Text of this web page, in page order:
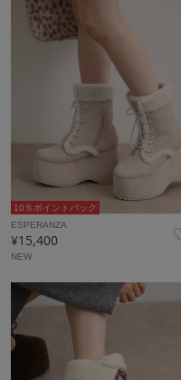
10％ポイントバック
ESPERANZA
¥15,400
NEW